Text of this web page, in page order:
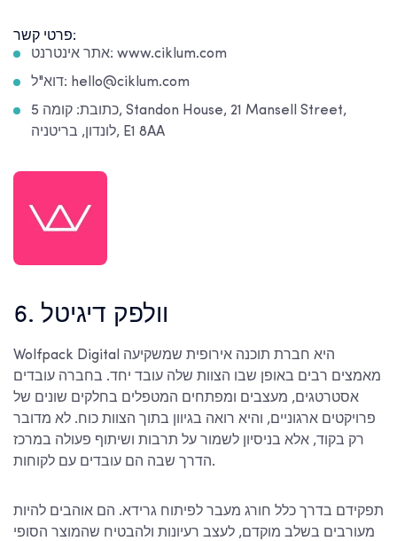
פרטי קשר:
אתר אינטרנט: www.ciklum.com
דוא"ל: hello@ciklum.com
כתובת: קומה 5, Standon House, 21 Mansell Street,
לונדון, בריטניה, E1 8AA
6. וולפק דיגיטל
Wolfpack Digital היא חברת תוכנה אירופית שמשקיעה
מאמצים רבים באופן שבו הצוות שלה עובד יחד. בחברה עובדים
אסטרטגים, מעצבים ומפתחים המטפלים בחלקים שונים של
פרויקטים ארגוניים, והיא רואה בגיוון בתוך הצוות כוח. לא מדובר
רק בקוד, אלא בניסיון לשמור על תרבות ושיתוף פעולה במרכז
הדרך שבה הם עובדים עם לקוחות.
תפקידם בדרך כלל חורג מעבר לפיתוח גרידא. הם אוהבים להיות
מעורבים בשלב מוקדם, לעצב רעיונות ולהבטיח שהמוצר הסופי